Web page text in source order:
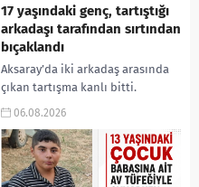
17 yaşındaki genç, tartıştığı
arkadaşı tarafından sırtından
bıçaklandı
Aksaray’da iki arkadaş arasında
çıkan tartışma kanlı bitti.
Sırtından bıçaklanan 17
kaldırılırken, polis kaçan
şüpheliyi yakalamak için...
06.08.2026